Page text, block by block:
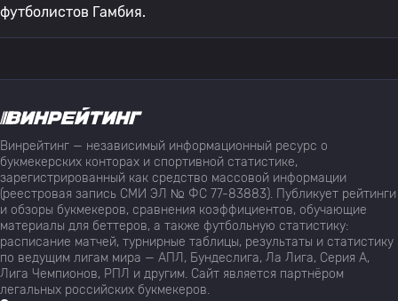
футболистов Гамбия.
Винрейтинг — независимый информационный ресурс о
букмекерских конторах и спортивной статистике,
зарегистрированный как средство массовой информации
(реестровая запись СМИ ЭЛ № ФС 77-83883). Публикует рейтинги
и обзоры букмекеров, сравнения коэффициентов, обучающие
материалы для беттеров, а также футбольную статистику:
расписание матчей, турнирные таблицы, результаты и статистику
по ведущим лигам мира — АПЛ, Бундеслига, Ла Лига, Серия А,
Лига Чемпионов, РПЛ и другим. Сайт является партнёром
легальных российских букмекеров.